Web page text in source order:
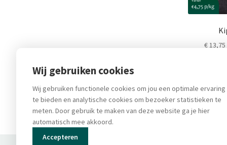
€13,75
In
gekozen
worden
Wij gebruiken cookies
Wij gebruiken functionele cookies om jou een optimale ervaring
te bieden en analytische cookies om bezoeker statistieken te
meten. Door gebruik te maken van deze website ga je hier
automatisch mee akkoord.
Accepteren